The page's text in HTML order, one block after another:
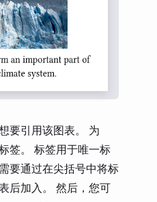
要引用该图表。 为
签。 标签用于唯一标
要通过在尖括号中将标
后加入。 然后，您可